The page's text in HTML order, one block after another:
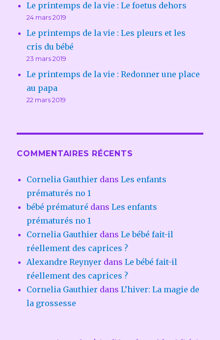
Le printemps de la vie : Le foetus dehors
24 mars 2019
Le printemps de la vie : Les pleurs et les
cris du bébé
23 mars 2019
Le printemps de la vie : Redonner une place
au papa
22 mars 2019
COMMENTAIRES RÉCENTS
Cornelia Gauthier dansLes enfants
prématurés no 1
bébé prématuré dansLes enfants
prématurés no 1
Cornelia Gauthier dansLe bébé fait-il
réellement des caprices ?
Alexandre Reynyer dansLe bébé fait-il
réellement des caprices ?
Cornelia Gauthier dansL’hiver: La magie de
la grossesse